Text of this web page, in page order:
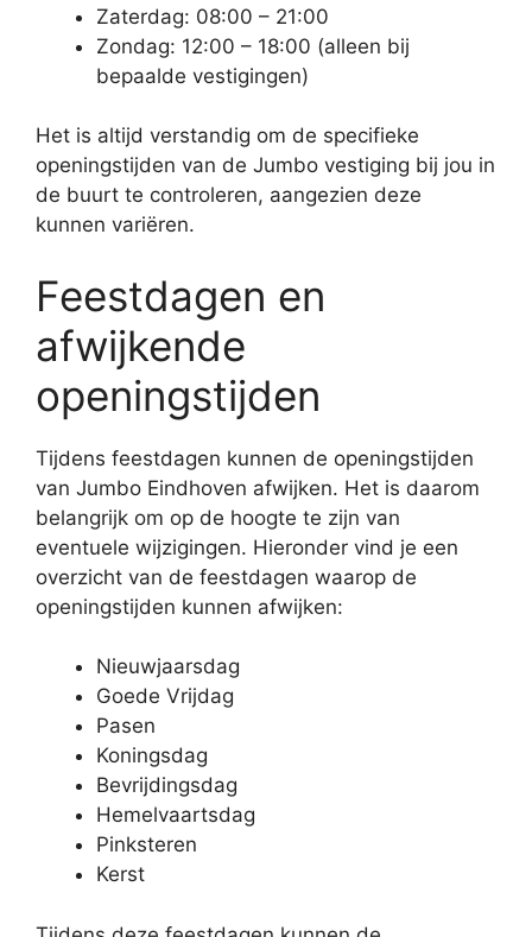
Zaterdag: 08:00 – 21:00
Zondag: 12:00 – 18:00 (alleen bij
bepaalde vestigingen)
Het is altijd verstandig om de specifieke
openingstijden van de Jumbo vestiging bij jou in
de buurt te controleren, aangezien deze
kunnen variëren.
Feestdagen en
afwijkende
openingstijden
Tijdens feestdagen kunnen de openingstijden
van Jumbo Eindhoven afwijken. Het is daarom
belangrijk om op de hoogte te zijn van
eventuele wijzigingen. Hieronder vind je een
overzicht van de feestdagen waarop de
openingstijden kunnen afwijken:
Nieuwjaarsdag
Goede Vrijdag
Pasen
Koningsdag
Bevrijdingsdag
Hemelvaartsdag
Pinksteren
Kerst